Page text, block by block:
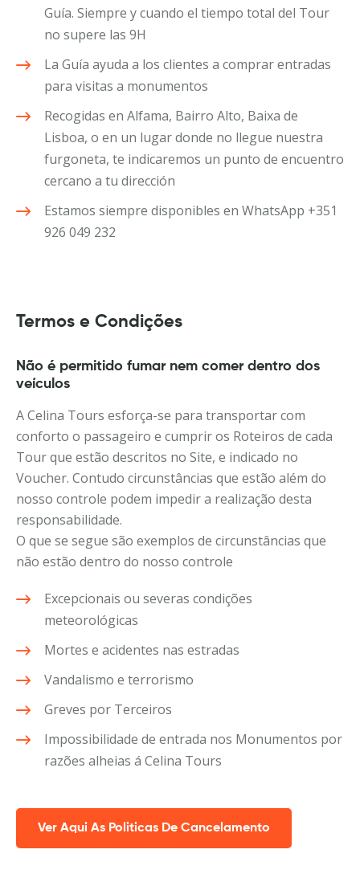
Guía. Siempre y cuando el tiempo total del Tour
no supere las 9H
La Guía ayuda a los clientes a comprar entradas
para visitas a monumentos
Recogidas en Alfama, Bairro Alto, Baixa de
Lisboa, o en un lugar donde no llegue nuestra
furgoneta, te indicaremos un punto de encuentro
cercano a tu dirección
Estamos siempre disponibles en WhatsApp +351
926 049 232
Termos e Condições
Não é permitido fumar nem comer dentro dos
veículos
A Celina Tours esforça-se para transportar com
conforto o passageiro e cumprir os Roteiros de cada
Tour que estão descritos no Site, e indicado no
Voucher. Contudo circunstâncias que estão além do
nosso controle podem impedir a realização desta
responsabilidade.
O que se segue são exemplos de circunstâncias que
não estão dentro do nosso controle
Excepcionais ou severas condições
meteorológicas
Mortes e acidentes nas estradas
Vandalismo e terrorismo
Greves por Terceiros
Impossibilidade de entrada nos Monumentos por
razões alheias á Celina Tours
Ver Aqui As Politicas De Cancelamento